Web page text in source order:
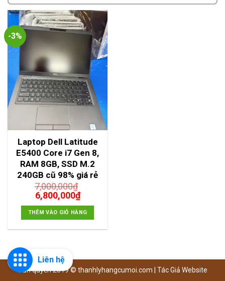
-3%
Laptop Dell Latitude
E5400 Core i7 Gen 8,
RAM 8GB, SSD M.2
240GB cũ 98% giá rẻ
7,000,000₫
Giá
gốc
là:
7,000,000₫.
6,800,000₫Giá
hiện
tại
là:
6,800,000₫.
THÊM VÀO GIỎ HÀNG
Bản quyền 2019 © thanhlyhangcumoi.com Tác Giả Website
Liên hệ